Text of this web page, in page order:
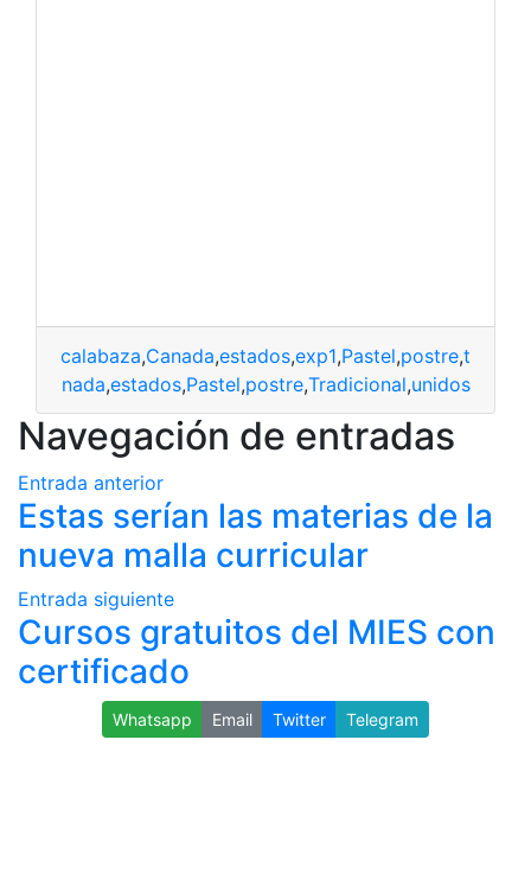
calabaza,Canada,estados,exp1,Pastel,postre,
canada,estados,Pastel,postre,Tradicional,unidos
Navegación de entradas
Entrada anterior
Estas serían las materias de la
nueva malla curricular
Entrada siguiente
Cursos gratuitos del MIES con
certificado
Whatsapp Email Twitter Telegram